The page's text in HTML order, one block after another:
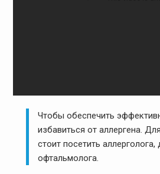
Чтобы обеспечить
избавиться от аллергена.
стоит посетить
офтальмолога.